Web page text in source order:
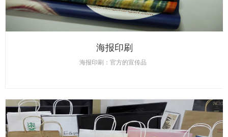
海报印刷
海报印刷：官方的宣传品